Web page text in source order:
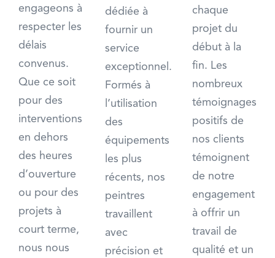
engageons à
respecter les
délais
convenus.
Que ce soit
pour des
interventions
en dehors
des heures
d’ouverture
ou pour des
projets à
court terme,
nous nous
dédiée à
fournir un
service
exceptionnel.
Formés à
l’utilisation
des
équipements
les plus
récents, nos
peintres
travaillent
avec
précision et
chaque
projet du
début à la
fin. Les
nombreux
témoignages
positifs de
nos clients
témoignent
de notre
engagement
à offrir un
travail de
qualité et un